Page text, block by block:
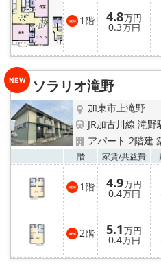
1 階 4.8万円
0.3万円
ソラリオ滝野
加東市上滝野
JR加古川線 滝
アパート 2階建
階 家賃/共益費
1 階 4.9万円
0.4万円
2階 5.1万円
0.4万円